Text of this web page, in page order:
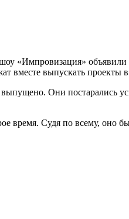
«Импровизация»
вместе выпускать проекты
Они постарались
время. Судя по всему, оно